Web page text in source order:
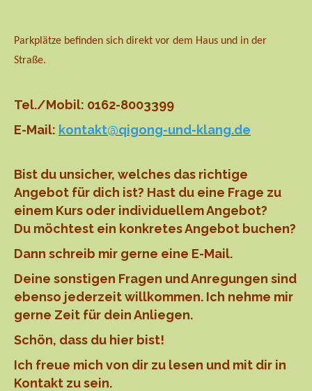
Parkplätze befinden sich direkt vor dem Haus und in der
Straße.
Tel./Mobil: 0162-8003399
E-Mail: kontakt@qigong-und-klang.de
Bist du unsicher, welches das richtige
Angebot für dich ist? Hast du eine Frage zu
einem Kurs oder individuellem Angebot?
Du möchtest ein konkretes Angebot buchen?
Dann schreib mir gerne eine E-Mail.
Deine sonstigen Fragen und Anregungen sind
ebenso jederzeit willkommen. Ich nehme mir
gerne Zeit für dein Anliegen.
Schön, dass du hier bist!
Ich freue mich von dir zu lesen und mit dir in
Kontakt zu sein.